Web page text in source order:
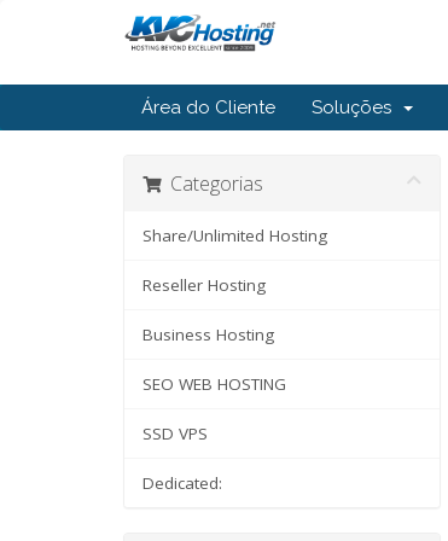
Área do Cliente Soluções
Categorias
Share/Unlimited Hosting
Reseller Hosting
Business Hosting
SEO WEB HOSTING
SSD VPS
Dedicated: